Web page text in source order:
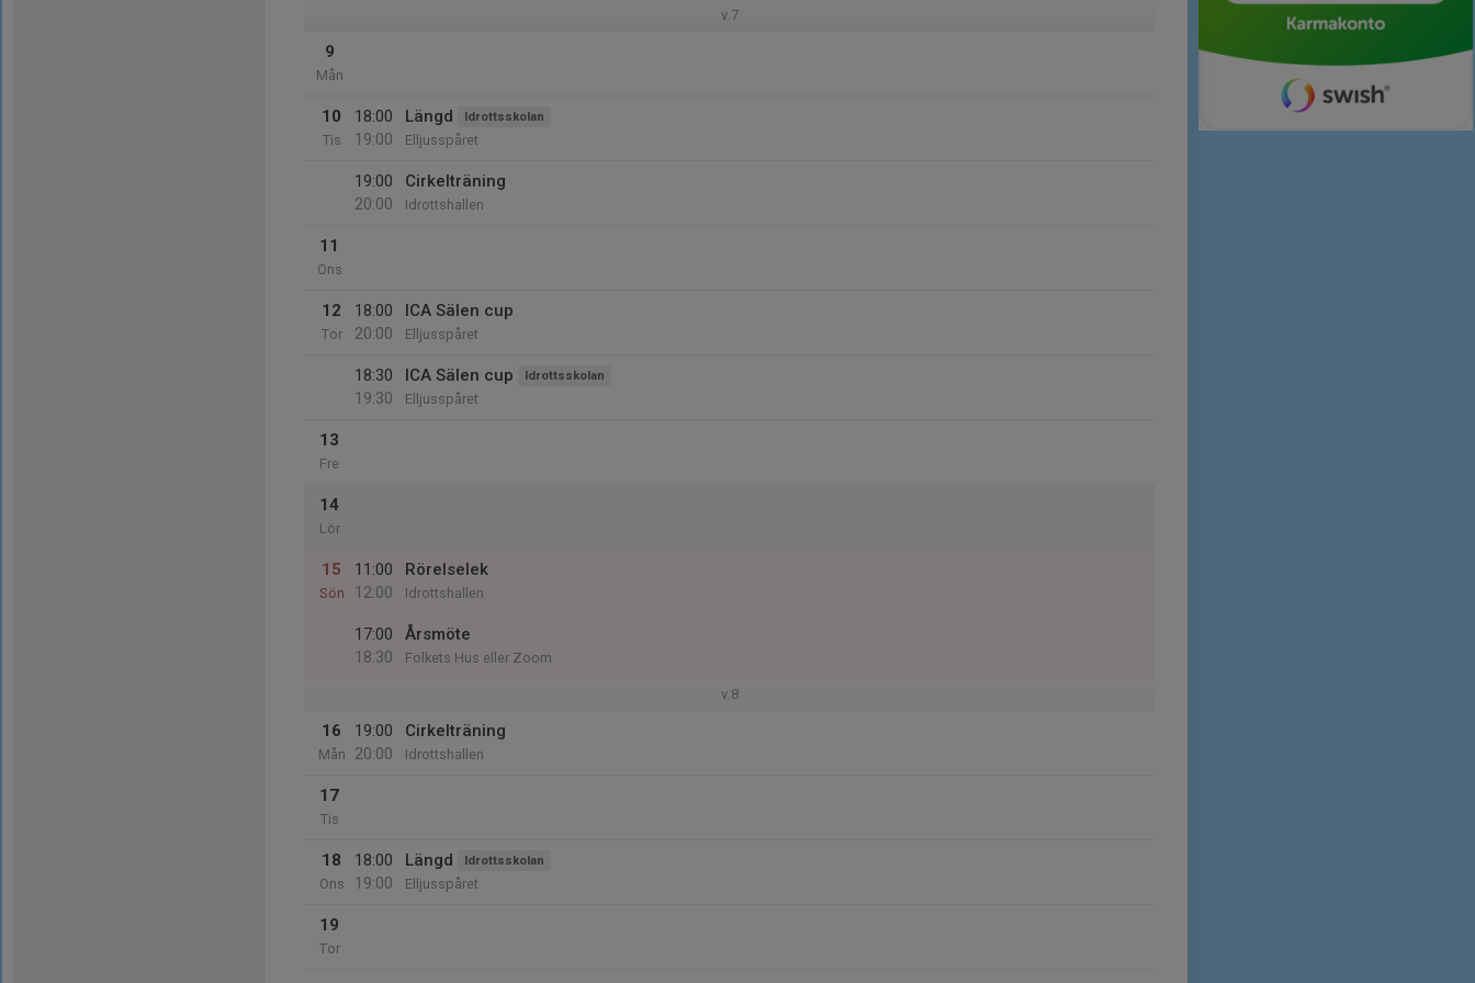
v.7
9
Mån
10
Tis
18:00
19:00
Längd Idrottsskolan
Elljusspåret
19:00
20:00
Cirkelträning
Idrottshallen
11
Ons
12
Tor
18:00
20:00
ICA Sälen cup
Elljusspåret
18:30
19:30
ICA Sälen cup Idrottsskolan
Elljusspåret
13
Fre
14
Lör
15
Sön
11:00
12:00
Rörelselek
Idrottshallen
17:00
18:30
Årsmöte
Folkets Hus eller Zoom
v.8
16
Mån
19:00
20:00
Cirkelträning
Idrottshallen
17
Tis
18
Ons
18:00
19:00
Längd Idrottsskolan
Elljusspåret
19
Tor